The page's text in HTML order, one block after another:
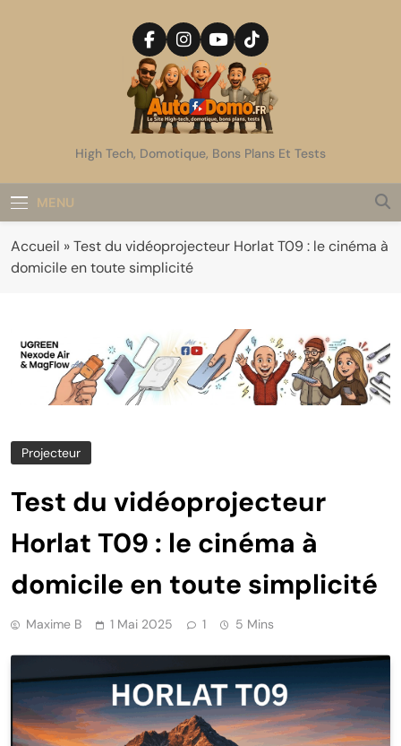
AutoDomo
High Tech, Domotique, Bons Plans Et Tests
MENU
Accueil »Test du vidéoprojecteur Horlat T09 : le cinéma à
domicile en toute simplicité
Projecteur
Test du vidéoprojecteur
Horlat T09 : le cinéma à
domicile en toute simplicité
Maxime B 1 Mai 2025 1 5 Mins